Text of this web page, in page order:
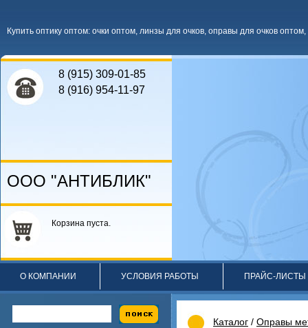
Купить оптику оптом: очки оптом, линзы для очков, оправы для очков оптом,
8 (915) 309-01-85
8 (916) 954-11-97
ООО "АНТИБЛИК"
Корзина пуста.
О КОМПАНИИ УСЛОВИЯ РАБОТЫ ПРАЙС-ЛИСТЫ
Каталог / Оправы